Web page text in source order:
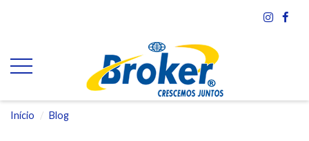
Início Blog